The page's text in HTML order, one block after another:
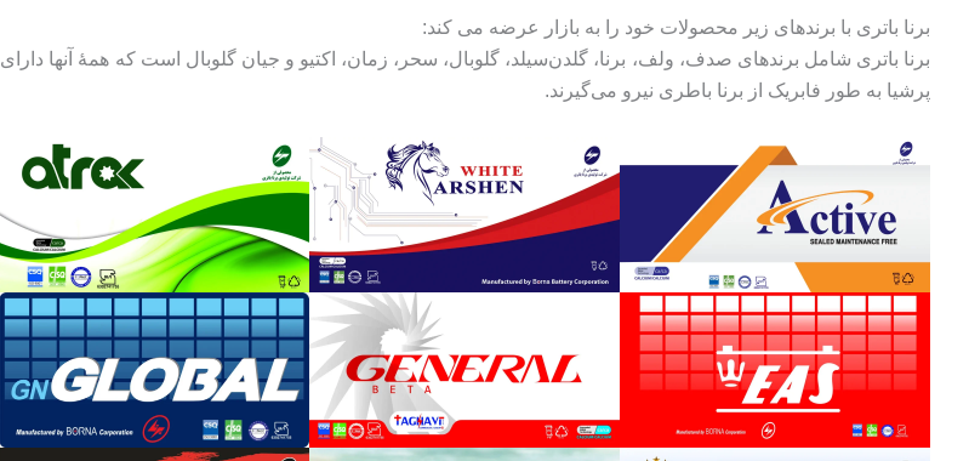
برنا باتری با برندهای زیر محصولات خود را به بازار عرضه می کند:
پرشیا به طور فابریک از برنا باطری نیرو می‌گیرند.